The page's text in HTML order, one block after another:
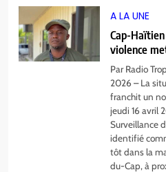
A LA UNE
Cap-
violence
Par Radio
2026 – La
franchit un
jeudi 16 avril
Surveillance
identifié
tôt dans la
du-Cap, à
8
Ariana
la finale
2026 à
Haïti/
Cap-
plus
l’asile
A LA UNE